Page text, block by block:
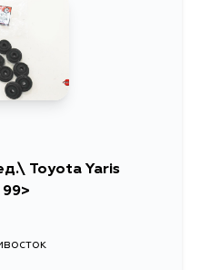
Toyota Yaris
99>